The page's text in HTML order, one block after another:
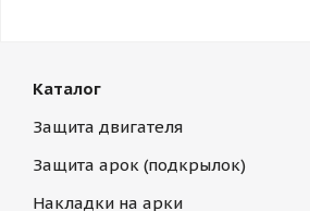
Каталог
Защита двигателя
Защита арок (подкрылок)
Накладки на арки